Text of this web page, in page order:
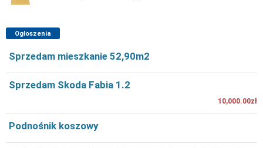
Ogłoszenia
Sprzedam mieszkanie 52,90m2
Sprzedam Skoda Fabia 1.2
10,000.00zł
Podnośnik koszowy